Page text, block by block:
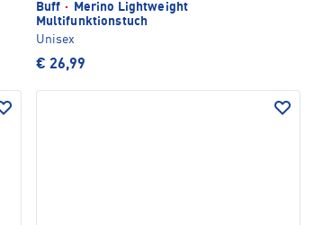
Buff ·
Merino Lightweight
Multifunktionstuch
Unisex
€ 26,99